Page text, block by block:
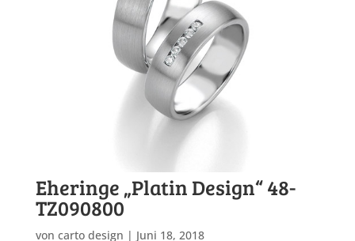
Eheringe „Platin Design“ 48-
TZ090800
von carto design | Juni 18, 2018